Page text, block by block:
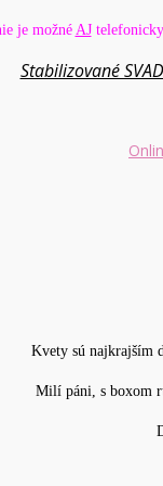
je možné AJ
Stabilizované
Kvety sú najkrajším
Milí páni, s boxom